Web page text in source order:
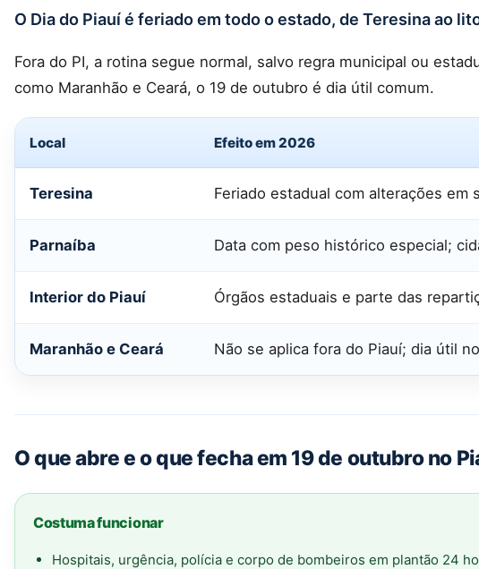
O Dia do Piauí é feriado em todo o estado, de Teresina ao
Fora do PI, a rotina segue normal, salvo regra municipal ou
como Maranhão e Ceará, o 19 de outubro é dia útil comum.
Local Efeito em 2026
Teresina Feriado estadual com alterações
Parnaíba Data com peso histórico especial;
Interior do Piauí Órgãos estaduais e parte das
Maranhão e Ceará Não se aplica fora do Piauí; dia útil
O que abre e o que fecha em 19 de outubro no
Costuma funcionar
Hospitais, urgência, polícia e corpo de bombeiros em plantão 24